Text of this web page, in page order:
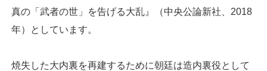
真の「武者の世」を告げる大乱』（中央公論新社、2018
年）としています。
焼失した大内裏を再建するために朝廷は造内裏役として